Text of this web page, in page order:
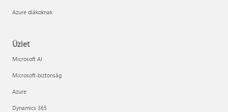
Azure diákoknak
Üzlet
Microsoft AI
Microsoft-biztonság
Azure
Dynamics 365